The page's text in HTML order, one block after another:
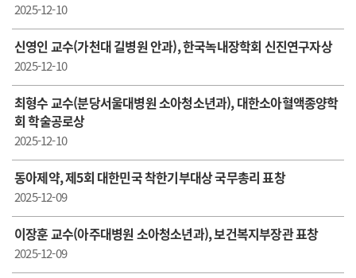
2025-12-10
신영인 교수(가천대 길병원 안과), 한국녹내장학회 신진연구자상
2025-12-10
최형수 교수(분당서울대병원 소아청소년과), 대한소아혈액종양학
회 학술공로상
2025-12-10
동아제약, 제5회 대한민국 착한기부대상 국무총리 표창
2025-12-09
이장훈 교수(아주대병원 소아청소년과), 보건복지부장관 표창
2025-12-09